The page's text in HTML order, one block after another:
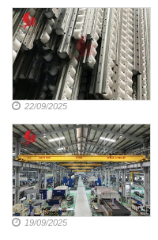
22/09/2025
19/09/2025